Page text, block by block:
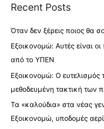
Recent Posts
Όταν δεν ξέρεις ποιος θα
Εξοικονομώ: Αυτές είναι
από το ΥΠΕΝ
Εξοικονομώ: Ο ευτελισμός
μεθοδευμένη τακτική των
Τα «καλούδια» στα νέας
Εξοικονομώ, υποδομές